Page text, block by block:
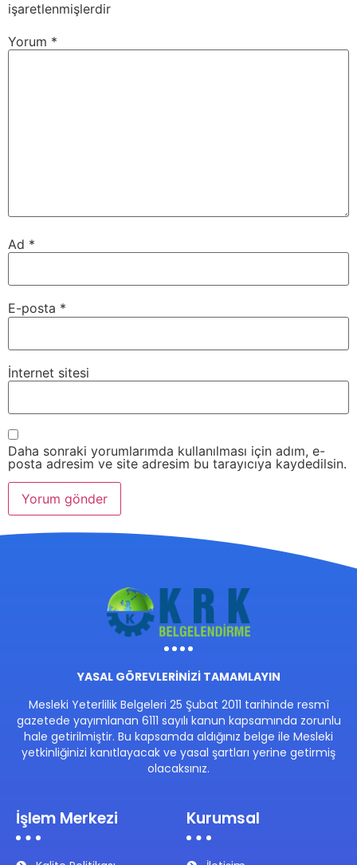
işaretlenmişlerdir
Yorum *
Ad *
E-posta *
İnternet sitesi
Daha sonraki yorumlarımda kullanılması için adım, e-
posta adresim ve site adresim bu tarayıcıya kaydedilsin.
YASAL GÖREVLERİNİZİ TAMAMLAYIN
Mesleki Yeterlilik Belgeleri 25 Şubat 2011 tarihinde resmî
gazetede yayımlanan 6111 sayılı kanun kapsamında zorunlu
hale getirilmiştir. Bu kapsamda aldığınız belge ile Mesleki
yetkinliğinizi kanıtlayacak ve yasal şartları yerine getirmiş
olacaksınız.
İşlem Merkezi Kurumsal